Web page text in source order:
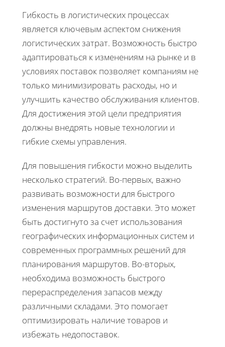
Гибкость в логистических процессах
является ключевым аспектом снижения
логистических затрат. Возможность быстро
адаптироваться к изменениям на рынке и в
условиях поставок позволяет компаниям не
только минимизировать расходы, но и
улучшить качество обслуживания клиентов.
Для достижения этой цели предприятия
должны внедрять новые технологии и
гибкие схемы управления.
Для повышения гибкости можно выделить
несколько стратегий. Во-первых, важно
развивать возможности для быстрого
изменения маршрутов доставки. Это может
быть достигнуто за счет использования
географических информационных систем и
современных программных решений для
планирования маршрутов. Во-вторых,
необходима возможность быстрого
перераспределения запасов между
различными складами. Это помогает
оптимизировать наличие товаров и
избежать недопоставок.